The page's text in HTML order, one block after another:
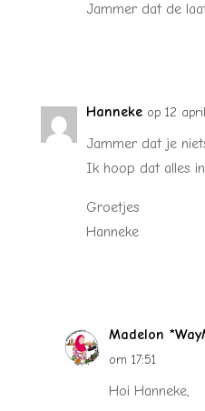
Jammer dat de
Hanneke op 12
Jammer dat je
Ik hoop dat alles
Groetjes
Hanneke
Madelon
om 17:51
Hoi Hanneke,